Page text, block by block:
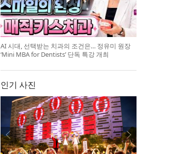
AI 시대, 선택받는 치과의 조건은… 정유미 원장
‘Mini MBA for Dentists’ 단독 특강 개최
인기 사진